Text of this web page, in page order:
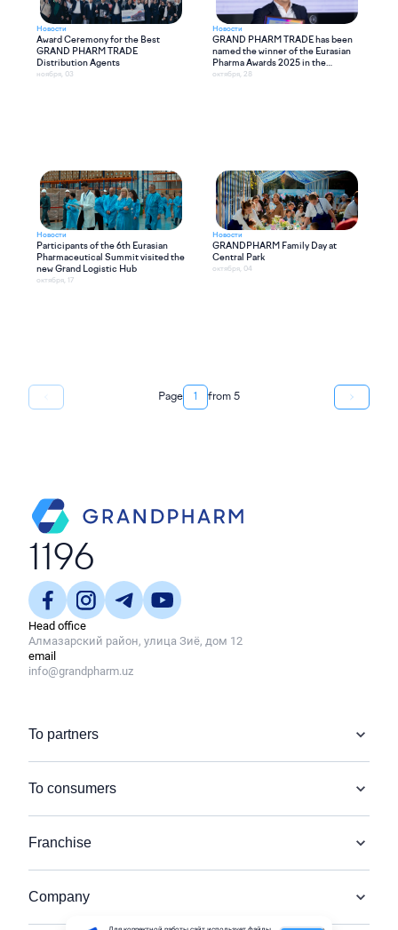
Новости
Award Ceremony for the Best
GRAND PHARM TRADE
Distribution Agents
ноября, 03
Новости
GRAND PHARM TRADE has been
named the winner of the Eurasian
Pharma Awards 2025 in the
category “Distributor of the Year”
октября, 28
Новости
Participants of the 6th Eurasian
Pharmaceutical Summit visited the
new Grand Logistic Hub
октября, 17
Новости
GRANDPHARM Family Day at
Central Park
октября, 04
Page 1 from 5
1196
Head office
Алмазарский район, улица Зиё, дом 12
email
info@grandpharm.uz
To partners
To consumers
Franchise
Company